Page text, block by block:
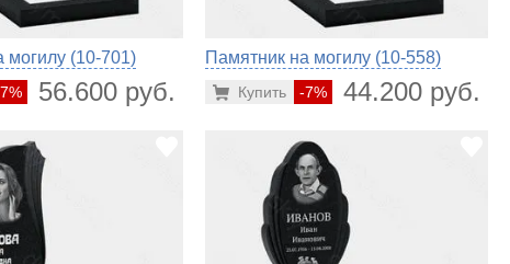
могилу (10-701)
56.600 руб.
Памятник на могилу (10-558)
-7% 44.200 руб.
Купить